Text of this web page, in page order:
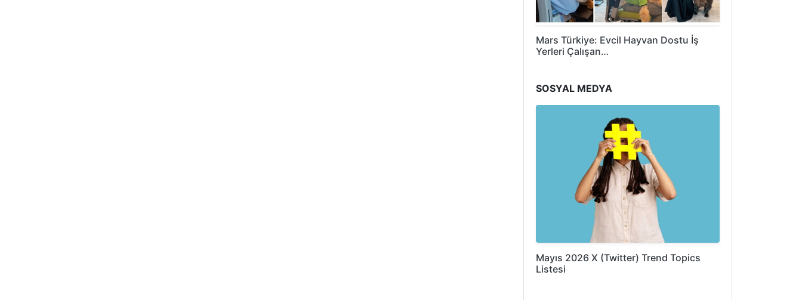
Mars Türkiye: Evcil Hayvan Dostu İş
Yerleri Çalışan…
SOSYAL MEDYA
Mayıs 2026 X (Twitter) Trend Topics
Listesi